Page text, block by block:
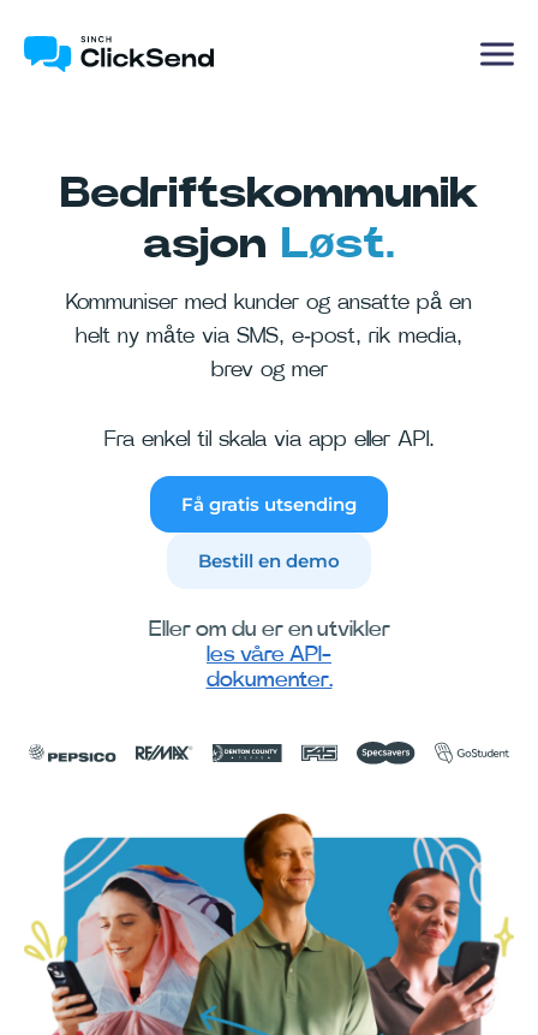
Bedriftskommunik
asjon Løst.
Kommuniser med kunder og ansatte på en
helt ny måte via SMS, e-post, rik media,
brev og mer
Fra enkel til skala via app eller API.
Få gratis utsending
Bestill en demo
Eller om du er en utvikler
les våre API-
dokumenter.